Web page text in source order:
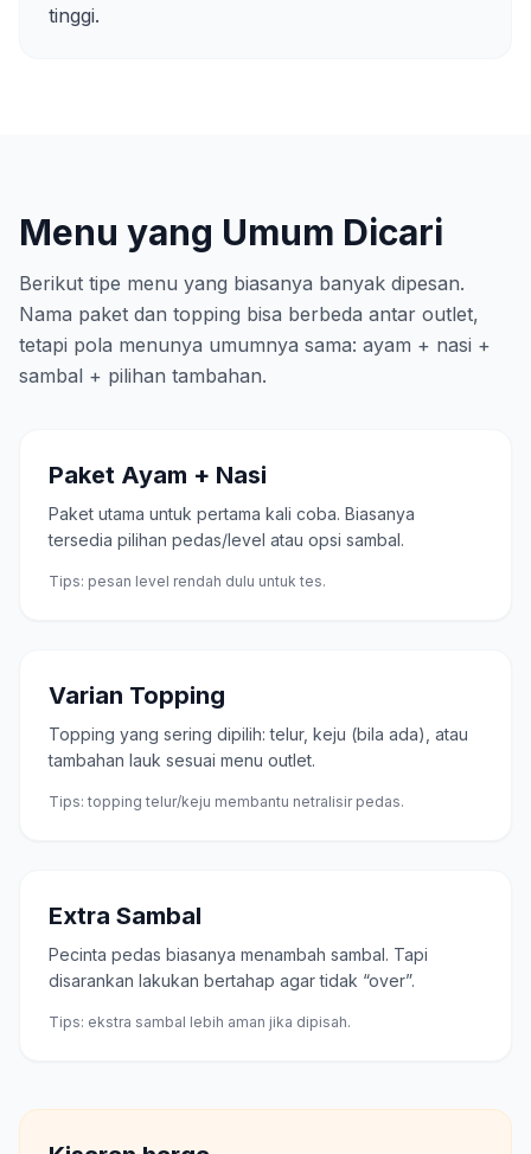
tinggi.
Menu yang Umum Dicari
Berikut tipe menu yang biasanya banyak dipesan.
Nama paket dan topping bisa berbeda antar outlet,
tetapi pola menunya umumnya sama: ayam + nasi +
sambal + pilihan tambahan.
Paket Ayam + Nasi
Paket utama untuk pertama kali coba. Biasanya
tersedia pilihan pedas/level atau opsi sambal.
Tips: pesan level rendah dulu untuk tes.
Varian Topping
Topping yang sering dipilih: telur, keju (bila ada), atau
tambahan lauk sesuai menu outlet.
Tips: topping telur/keju membantu netralisir pedas.
Extra Sambal
Pecinta pedas biasanya menambah sambal. Tapi
disarankan lakukan bertahap agar tidak “over”.
Tips: ekstra sambal lebih aman jika dipisah.